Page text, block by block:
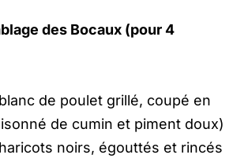
des Bocaux (pour 4
de poulet grillé, coupé en
de cumin et piment doux)
noirs, égouttés et rincés